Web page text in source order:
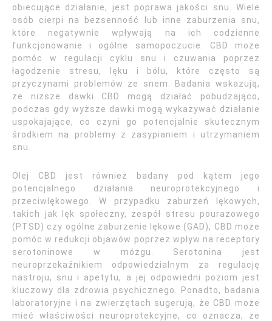
obiecujące działanie, jest poprawa jakości snu. Wiele
osób cierpi na bezsenność lub inne zaburzenia snu,
które negatywnie wpływają na ich codzienne
funkcjonowanie i ogólne samopoczucie. CBD może
pomóc w regulacji cyklu snu i czuwania poprzez
łagodzenie stresu, lęku i bólu, które często są
przyczynami problemów ze snem. Badania wskazują,
że niższe dawki CBD mogą działać pobudzająco,
podczas gdy wyższe dawki mogą wykazywać działanie
uspokajające, co czyni go potencjalnie skutecznym
środkiem na problemy z zasypianiem i utrzymaniem
snu.
Olej CBD jest również badany pod kątem jego
potencjalnego działania neuroprotekcyjnego i
przeciwlękowego. W przypadku zaburzeń lękowych,
takich jak lęk społeczny, zespół stresu pourazowego
(PTSD) czy ogólne zaburzenie lękowe (GAD), CBD może
pomóc w redukcji objawów poprzez wpływ na receptory
serotoninowe w mózgu. Serotonina jest
neuroprzekaźnikiem odpowiedzialnym za regulację
nastroju, snu i apetytu, a jej odpowiedni poziom jest
kluczowy dla zdrowia psychicznego. Ponadto, badania
laboratoryjne i na zwierzętach sugerują, że CBD może
mieć właściwości neuroprotekcyjne, co oznacza, że